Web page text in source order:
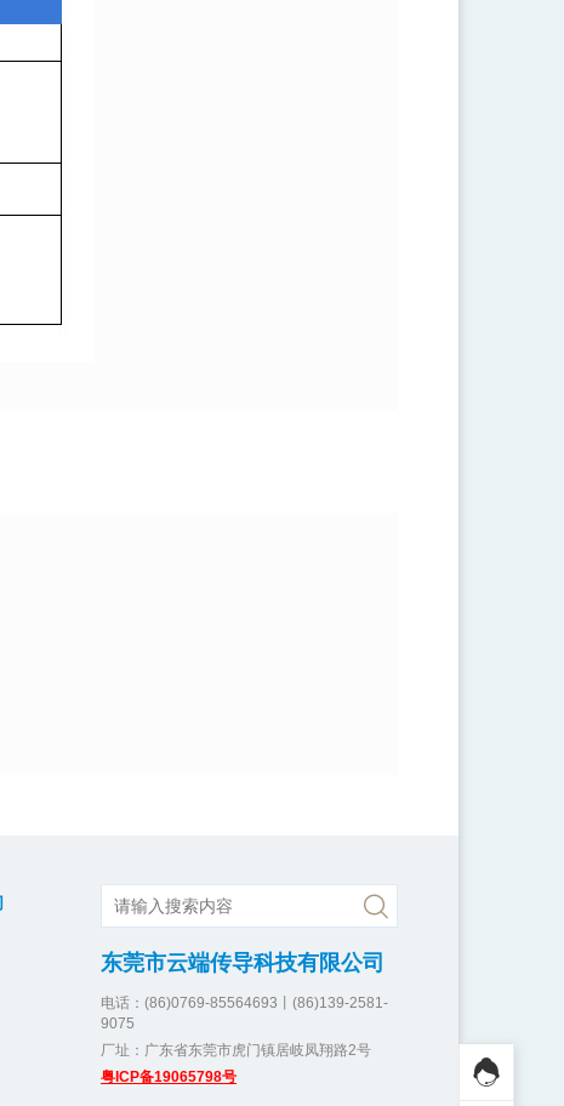
东莞市云端传导科技有限公司
电话：(86)0769-85564693丨(86)139-2581-
9075
厂址：广东省东莞市虎门镇居岐凤翔路2号
粤ICP备19065798号